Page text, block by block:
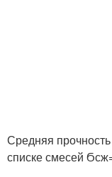
Средняя
списке смесей Ϭсж